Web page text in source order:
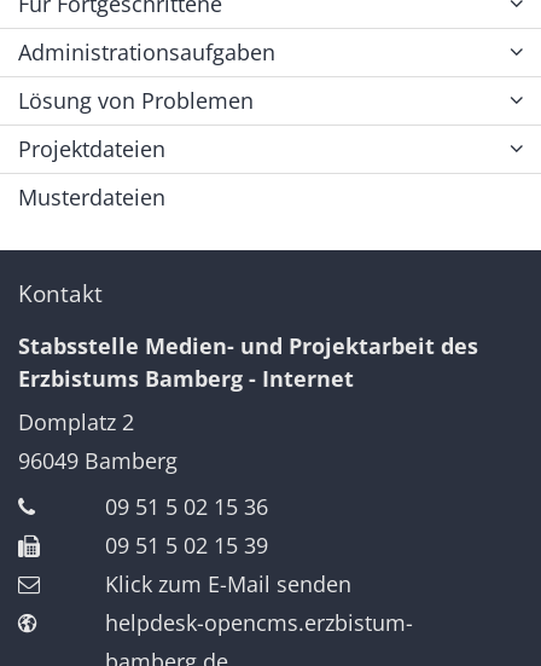
Administrationsaufgaben
Lösung von Problemen
Projektdateien
Musterdateien
Kontakt
Stabsstelle Medien- und Projektarbeit des
Erzbistums Bamberg - Internet
Domplatz 2
96049 Bamberg
09 51 5 02 15 36
09 51 5 02 15 39
Klick zum E-Mail senden
helpdesk-opencms.erzbistum-